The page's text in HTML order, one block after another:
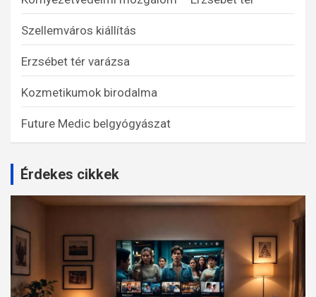
Szellemváros kiállítás
Erzsébet tér varázsa
Kozmetikumok birodalma
Future Medic belgyógyászat
Érdekes cikkek